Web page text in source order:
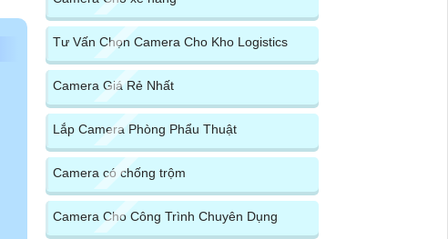
Tư Vấn Chọn Camera Cho Kho Logistics
Camera Giá Rẻ Nhất
Lắp Camera Phòng Phẩu Thuật
Camera có chống trộm
Camera Cho Công Trình Chuyên Dụng